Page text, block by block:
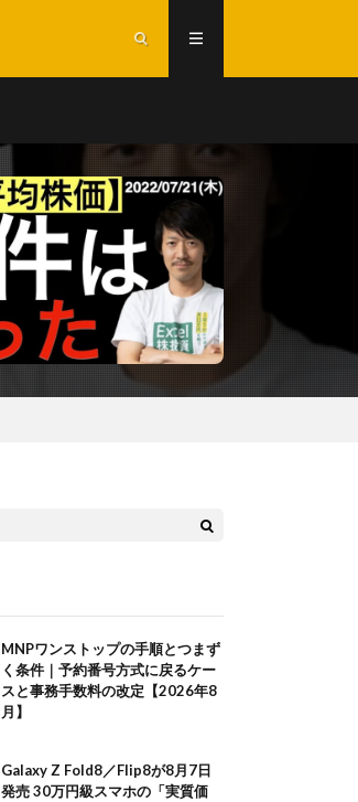
MNPワンストップの手順とつまず
く条件｜予約番号方式に戻るケー
スと事務手数料の改定【2026年8
月】
Galaxy Z Fold8／Flip8が8月7日
発売 30万円級スマホの「実質価